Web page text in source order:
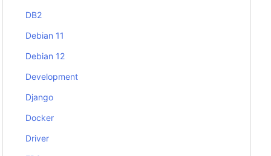
DB2
Debian 11
Debian 12
Development
Django
Docker
Driver